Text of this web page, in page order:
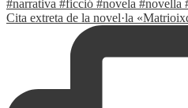
Cita extreta de la novel·la